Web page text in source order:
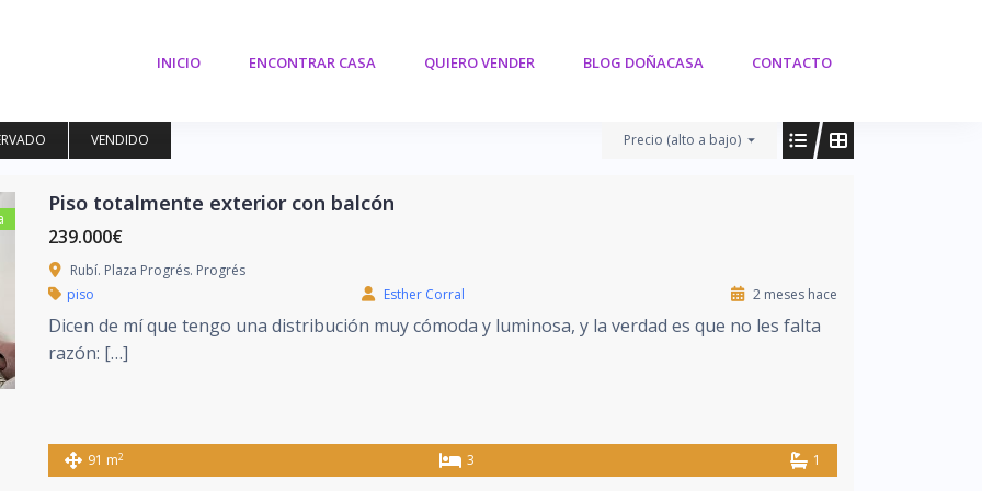
INICIO ENCONTRAR CASA QUIERO VENDER BLOG DOÑACASA CONTACTO
VENDIDO Precio (alto a bajo)
Piso totalmente exterior con balcón
239.000€
Rubí. Plaza Progrés. Progrés
piso
Esther Corral 2 meses hace
Dicen de mí que tengo una distribución muy cómoda y luminosa, y la verdad es que no les falta
razón: […]
91 m2 3 1